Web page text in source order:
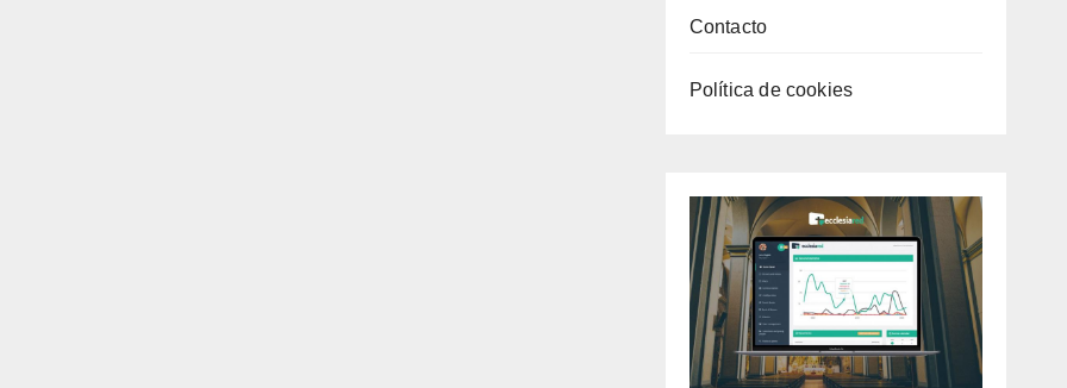
Contacto
Política de cookies